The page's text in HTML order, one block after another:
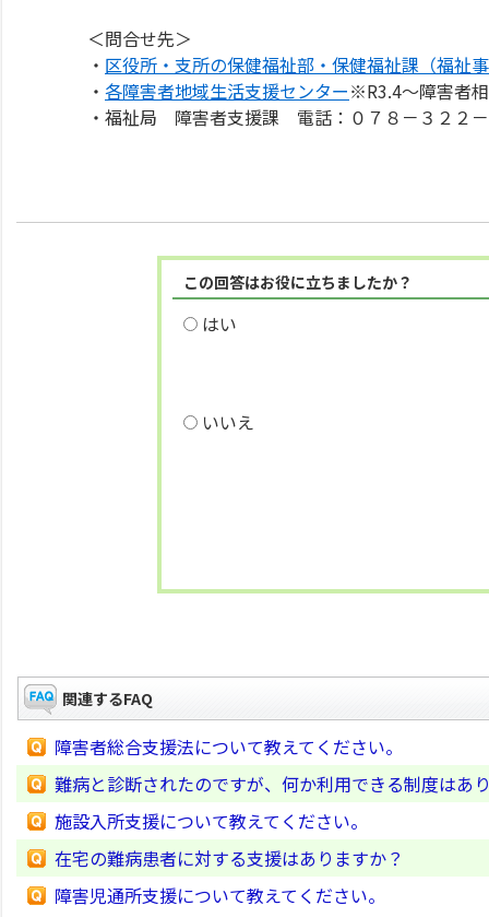
＜問合せ先＞
・ 区役所・支所の保健福祉部・保健福祉課（福祉
・ 各障害者地域生活支援センター※R3.4～障害者
・福祉局 障害者支援課 電話：０７８－３２２
この回答はお役に立ちましたか？
はい
いいえ
関連するFAQ
障害者総合支援法について教えてください。
難病と診断されたのですが、何か利用できる制度はあ
施設入所支援について教えてください。
在宅の難病患者に対する支援はありますか？
障害児通所支援について教えてください。